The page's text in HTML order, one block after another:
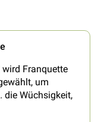
Franquette
um
die Wüchsigkeit,